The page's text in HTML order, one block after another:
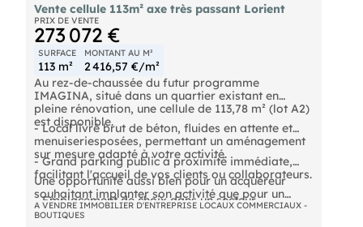
Vente cellule 113m² axe très passant Lorient
PRIX DE VENTE
273 072 €
SURFACE
113 m²
MONTANT AU M²
2 416,57 €/m²
Au rez-de-chaussée du futur programme
IMAGINA, situé dans un quartier existant en
pleine rénovation, une cellule de 113,78 m² (lot A2)
est disponible.
- Local livré brut de béton, fluides en attente et
menuiseriesposées, permettant un aménagement
sur mesure adapté à votre activité.
- Grand parking public à proximité immédiate,
facilitant l'accueil de vos clients ou collaborateurs.
- Emplacement de choix dans un secteur
dynamique et en renouvellement, gage de
Une opportunité aussi bien pour un acquéreur
souhaitant implanter son activité que pour un
investisseur à la recherche d'un bien attractif et
facile à louer.
A VENDRE IMMOBILIER D'ENTREPRISE LOCAUX COMMERCIAUX -
BOUTIQUES